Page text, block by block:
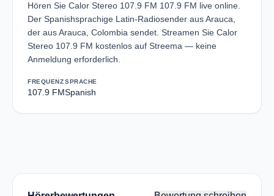
Hören Sie Calor Stereo 107.9 FM 107.9 FM live online.
Der Spanishsprachige Latin-Radiosender aus Arauca,
der aus Arauca, Colombia sendet. Streamen Sie Calor
Stereo 107.9 FM kostenlos auf Streema — keine
Anmeldung erforderlich.
FREQUENZ
107.9 FM
SPRACHE
Spanish